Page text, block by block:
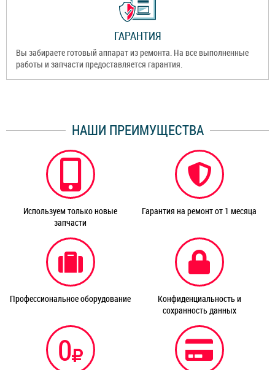
ГАРАНТИЯ
Вы забираете готовый аппарат из ремонта. На все выполненные
работы и запчасти предоставляется гарантия.
НАШИ ПРЕИМУЩЕСТВА
Используем только новые
запчасти
Гарантия на ремонт от 1 месяца
Профессиональное оборудование
Конфиденциальность и
сохранность данных
0